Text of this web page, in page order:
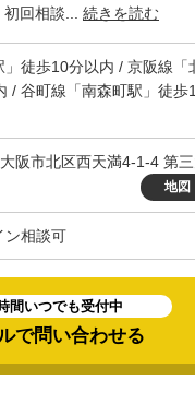
初回相談... 続きを読む
徒歩10分以内 / 京阪線「
/ 谷町線「南森町駅」徒歩
阪市北区西天満4-1-4 第
地図
ン相談可
間いつでも受付中
で問い合わせる